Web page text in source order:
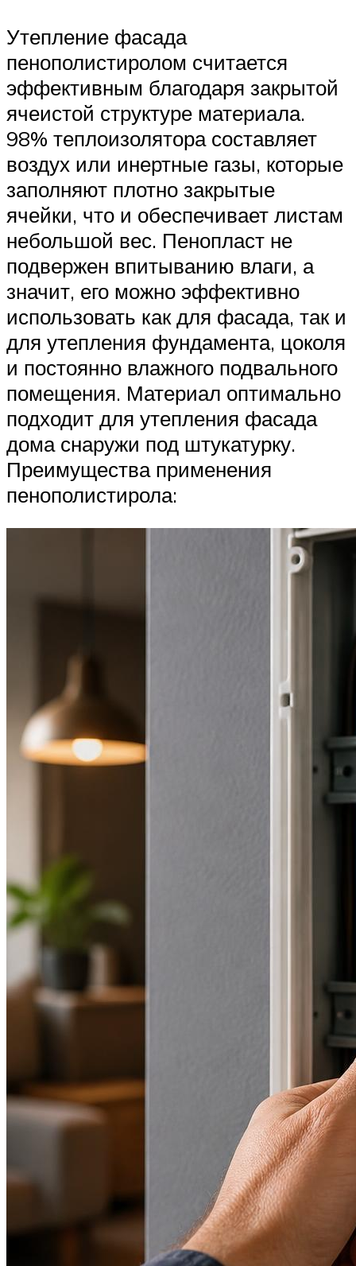
Утепление фасада
пенополистиролом считается
эффективным благодаря закрытой
ячеистой структуре материала.
98% теплоизолятора составляет
воздух или инертные газы, которые
заполняют плотно закрытые
ячейки, что и обеспечивает листам
небольшой вес. Пенопласт не
подвержен впитыванию влаги, а
значит, его можно эффективно
использовать как для фасада, так и
для утепления фундамента, цоколя
и постоянно влажного подвального
помещения. Материал оптимально
подходит для утепления фасада
дома снаружи под штукатурку.
Преимущества применения
пенополистирола: